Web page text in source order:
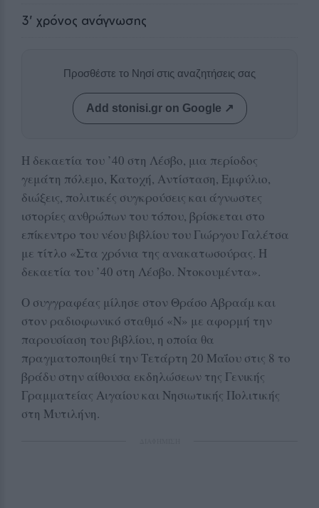
3' χρόνος ανάγνωσης
Προσθέστε το Νησί στις αναζητήσεις σας
Add stonisi.gr on Google ↗
Η δεκαετία του ’40 στη Λέσβο, μια περίοδος
γεμάτη πόλεμο, Κατοχή, Αντίσταση, Εμφύλιο,
διώξεις, πολιτικές συγκρούσεις και άγνωστες
ιστορίες ανθρώπων του τόπου, βρίσκεται στο
επίκεντρο του νέου βιβλίου του Γιώργου Γαλέτσα
με τίτλο «Στα χρόνια της ανακατωσούρας. Η
δεκαετία του ’40 στη Λέσβο. Ντοκουμέντα».
Ο συγγραφέας μίλησε στον Θράσο Αβραάμ και
στον ραδιοφωνικό σταθμό «Ν» με αφορμή την
παρουσίαση του βιβλίου, η οποία θα
πραγματοποιηθεί την Τετάρτη 20 Μαΐου στις 8 το
βράδυ στην αίθουσα εκδηλώσεων της Γενικής
Γραμματείας Αιγαίου και Νησιωτικής Πολιτικής
στη Μυτιλήνη.